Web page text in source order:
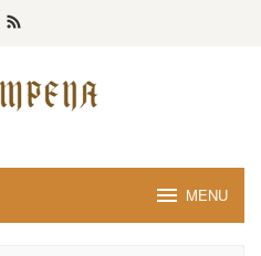
MENU